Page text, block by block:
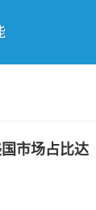
市场占比达